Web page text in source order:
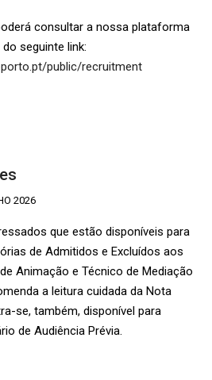
consultar a nossa plataforma
seguinte link:
public/recruitment
2026
que estão disponíveis para
de Admitidos e Excluídos aos
Animação e Técnico de Mediação
a leitura cuidada da Nota
se, também, disponível para
de Audiência Prévia.